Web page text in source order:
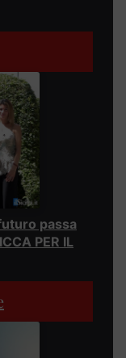
passa
PER IL